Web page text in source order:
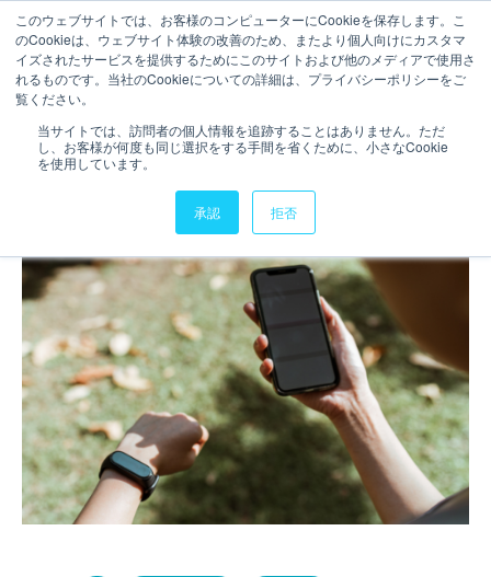
このウェブサイトでは、お客様のコンピューターにCookieを保存します。こ
のCookieは、ウェブサイト体験の改善のため、またより個人向けにカスタマ
イズされたサービスを提供するためにこのサイトおよび他のメディアで使用さ
れるものです。当社のCookieについての詳細は、プライバシーポリシーをご
覧ください。
当サイトでは、訪問者の個人情報を追跡することはありません。ただ
し、お客様が何度も同じ選択をする手間を省くために、小さなCookie
を使用しています。
承認 拒否
ご相談・お問い合わせ
2分で読むことができます。
”ウェアラブルAI”広がるAI技
術の活用
更新日時 2024年10月31日